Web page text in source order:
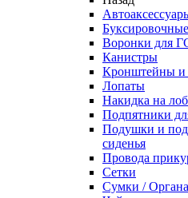
Воронки для
Канистры
Кронштейны и
Лопаты
Накидка на
Подпятники
Подушки и
сиденья
Провода
Сетки
Сумки /